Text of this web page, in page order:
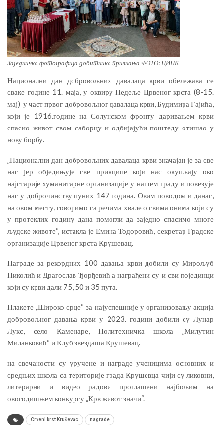
Заједничка фотографија добитника признања ФОТО: ЦИНК
Национални дан добровољних давалаца крви обележава се
сваке године 11. маја, у оквиру Недеље Црвеног крста (8-15.
мај) у част првог добровољног давалаца крви, Будимира Гајића,
који је 1916.године на Солунском фронту даривањем крви
спасио живот свом саборцу и одбијајући поштеду отишао у
нову борбу.
„Национални дан добровољних давалаца крви значајан је за све
нас јер обједињује све принципе који нас окупљају око
најстарије хуманитарне организације у нашем граду и повезује
нас у доброчинству пуних 147 година. Овим поводом и данас,
на овом месту, говоримо са речима хвале о свима онима који су
у протеклих годину дана помогли да заједно спасимо многе
људске животе“, истакла је Емина Тодоровић, секретар Градске
организације Црвеног крста Крушевац.
Награде за рекордних 100 давања крви добили су Мирољуб
Николић и Драгослав Ђорђевић а награђени су и сви појединци
који су крви дали 75, 50 и 35 пута.
Плакете „Широко срце“ за најуспешније у организовању акција
добровољног давања крви у 2023. години добили су Лунар
Лукс, село Каменаре, Политехничка школа „Милутин
Миланковић“ и Клуб звездаша Крушевац.
на свечаности су уручене и награде ученицима основних и
средњих школа са територије града Крушевца чији су ликовни,
литерарни и видео радови проглашени најбољим на
овогодишњем конкурсу „Крв живот значи“.
Crveni krst Kruševac nagrade